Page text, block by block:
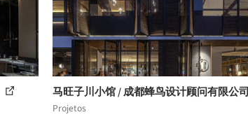
马旺子川小馆 / 成都蜂鸟设计顾问有限公司
Projetos